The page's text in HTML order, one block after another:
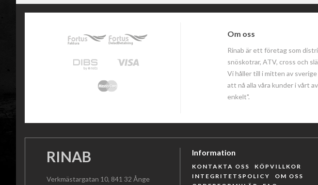
Om oss
Rinab är ett företag som
snöskotrar, ATV, cross och
Vi håller till i mitten av
att nå alla våra kunder i vårt
enkelt".
RINAB
Verkmästargatan 10, 841 32 Ånge
Information
KONTAKTA OSS
KÖPVILLKOR
INTEGRITETSPOLICY
OM OSS